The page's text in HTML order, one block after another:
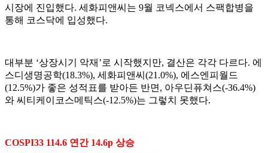
시장에 진입했다. 세화피앤씨는 9월 코넥스에서 스팩합병을
통해 코스닥에 입성했다.
대부분 ‘상장시기 악재’로 시작했지만, 결산은 각각 다르다. 에
스디생명공학(18.3%), 세화피앤씨(21.0%), 에스엔피월드
(12.5%)가 좋은 성적표를 받아든 반면, 아우딘퓨쳐스(-36.4%)
와 씨티케이코스메틱스(-12.5%)는 그렇치 못했다.
COSPI33 114.6 연간 14.6p 상승